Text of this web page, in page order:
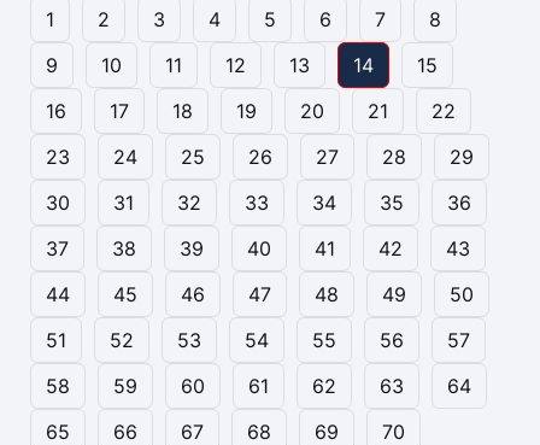
1 2 3 4 5 6 7
8
9
10 11 12 13 14
15
16
17 18 19 20 21
22
23
24 25 26 27 28
29
30
31 32 33 34 35
36
37
38 39 40 41 42
43
44
45 46 47 48 49
50
51
52 53 54 55 56
57
58
59 60 61 62 63
64
65
66 67 68 69 70